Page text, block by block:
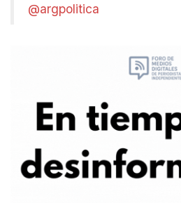
@argpolitica